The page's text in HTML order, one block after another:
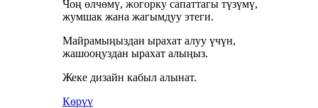
Чоң өлчөмү, жогорку сапаттагы түзүмү,
жумшак жана жагымдуу этеги.
Майрамыңыздан ырахат алуу үчүн,
жашооңуздан ырахат алыңыз.
Жеке дизайн кабыл алынат.
Көрүү